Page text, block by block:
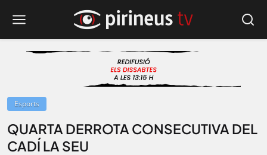
Esports
QUARTA DERROTA CONSECUTIVA DEL
CADÍ LA SEU